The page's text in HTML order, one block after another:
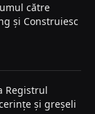
către
și Construiesc
Registrul
și greșeli